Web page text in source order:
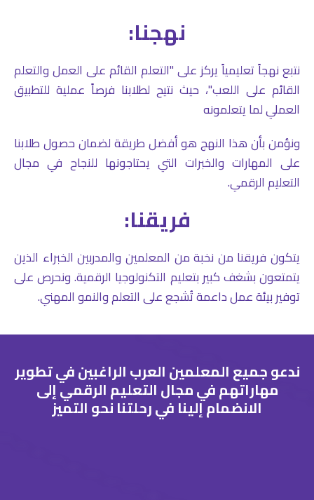
نهجنا:
نتبع نهجاً تعليمياً يركز على "التعلم القائم على العمل والتعلم
القائم على اللعب"، حيث نتيح لطلابنا فرصاً عملية للتطبيق
العملي لما يتعلمونه
ونؤمن بأن هذا النهج هو أفضل طريقة لضمان حصول طلابنا
على المهارات والخبرات التي يحتاجونها للنجاح في مجال
التعليم الرقمي.
فريقنا:
يتكون فريقنا من نخبة من المعلمين والمدربين الخبراء الذين
يتمتعون بشغف كبير بتعليم التكنولوجيا الرقمية. ونحرص على
توفير بيئة عمل داعمة تُشجع على التعلم والنمو المهني.
ندعو جميع المعلمين العرب الراغبين في تطوير
مهاراتهم في مجال التعليم الرقمي إلى
الانضمام إلينا في رحلتنا نحو التميز